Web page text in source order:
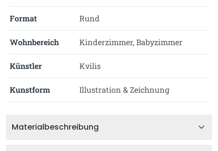
Format Rund
Wohnbereich Kinderzimmer, Babyzimmer
Künstler Kvilis
Kunstform Illustration & Zeichnung
Materialbeschreibung